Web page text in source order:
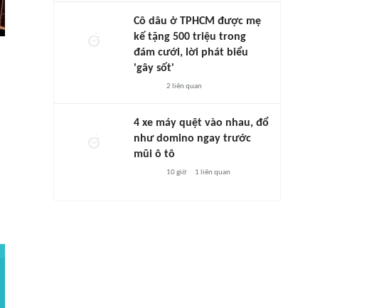
Cô dâu ở TPHCM được mẹ
kế tặng 500 triệu trong
đám cưới, lời phát biểu
'gây sốt'
2 liên quan
4 xe máy quệt vào nhau, đổ
như domino ngay trước
mũi ô tô
10 giờ 1 liên quan